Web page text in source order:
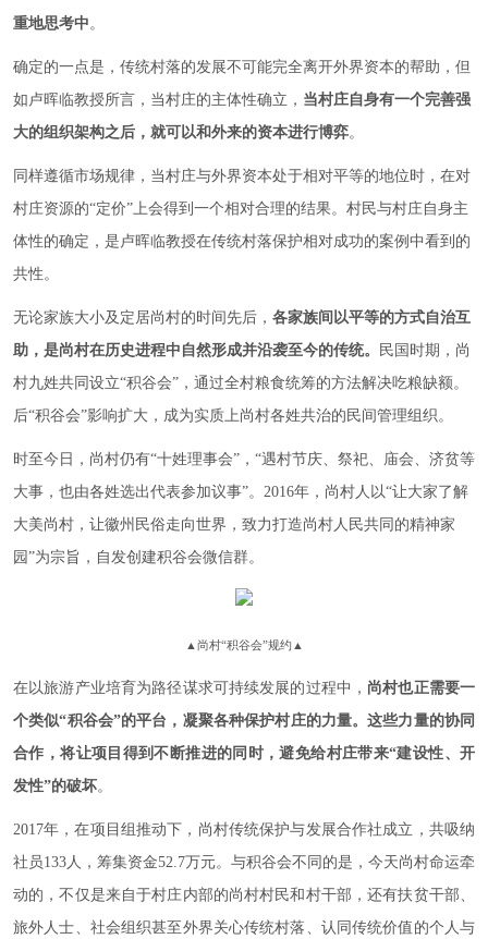
重地思考中。
确定的一点是，传统村落的发展不可能完全离开外界资本的帮助，但
如卢晖临教授所言，当村庄的主体性确立， 当村庄自身有一个完善强
大的组织架构之后，就可以和外来的资本进行博弈。
同样遵循市场规律，当村庄与外界资本处于相对平等的地位时，在对
村庄资源的“定价”上会得到一个相对合理的结果。村民与村庄自身主
体性的确定，是卢晖临教授在传统村落保护相对成功的案例中看到的
共性。
无论家族大小及定居尚村的时间先后， 各家族间以平等的方式自治互
助，是尚村在历史进程中自然形成并沿袭至今的传统。
民国时期，尚
村九姓共同设立“积谷会”，通过全村粮食统筹的方法解决吃粮缺额。
后“积谷会”影响扩大，成为实质上尚村各姓共治的民间管理组织。
时至今日，尚村仍有“十姓理事会”，“遇村节庆、祭祀、庙会、济贫等
大事，也由各姓选出代表参加议事”。2016年，尚村人 以“让大家了解
大美尚村，让徽州民俗走向世界，致力打造尚村人民共同的精神家
园”为宗旨， 自发创建积谷会微信群。
▲ 尚村“积谷会”规约 ▲
在以旅游产业培育为路径谋求可持续发展的过程中， 尚村也正需要一
个类似“积谷会”的平台，凝聚各种保护村庄的力量。这些力量的协同
合作，将让项目得到不断推进的同时，避免给村庄带来“建设性、开
发性”的破坏。
2017年，在项目组推动下，尚村传统保护与发展合作社成立，共吸纳
社员133人，筹集资金52.7万元。与积谷会不同的是，今天尚村命运牵
动的，不仅是来自于村庄内部的尚村村民和村干部，还有扶贫干部、
旅外人士、社会组织甚至外界关心传统村落、认同传统价值的个人与